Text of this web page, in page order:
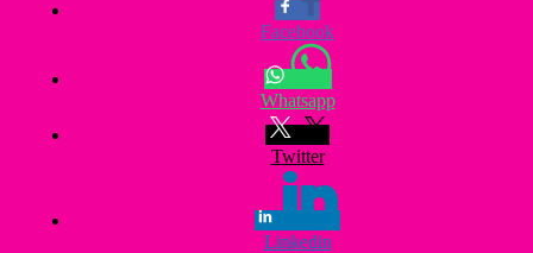
Facebook
Whatsapp
Twitter
Linkedin